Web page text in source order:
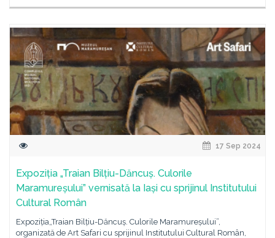
17 Sep 2024
Expoziția „Traian Bilțiu-Dăncuș. Culorile
Maramureșului” vernisată la Iași cu sprijinul Institutului
Cultural Român
Expoziția„Traian Bilțiu-Dăncuș. Culorile Maramureșului”,
organizată de Art Safari cu sprijinul Institutului Cultural Român,